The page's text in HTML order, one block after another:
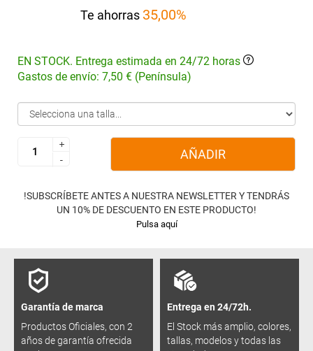
Te ahorras 35,00%
EN STOCK. Entrega estimada en 24/72 horas
Gastos de envío: 7,50 € (Península)
+
-
+
-
AÑADIR
!SUBSCRÍBETE ANTES A NUESTRA NEWSLETTER Y TENDRÁS
UN 10% DE DESCUENTO EN ESTE PRODUCTO!
Pulsa aquí
Garantía de marca
Productos Oficiales, con 2
años de garantía ofrecida
Entrega en 24/72h.
El Stock más amplio, colores,
tallas, modelos y todas las